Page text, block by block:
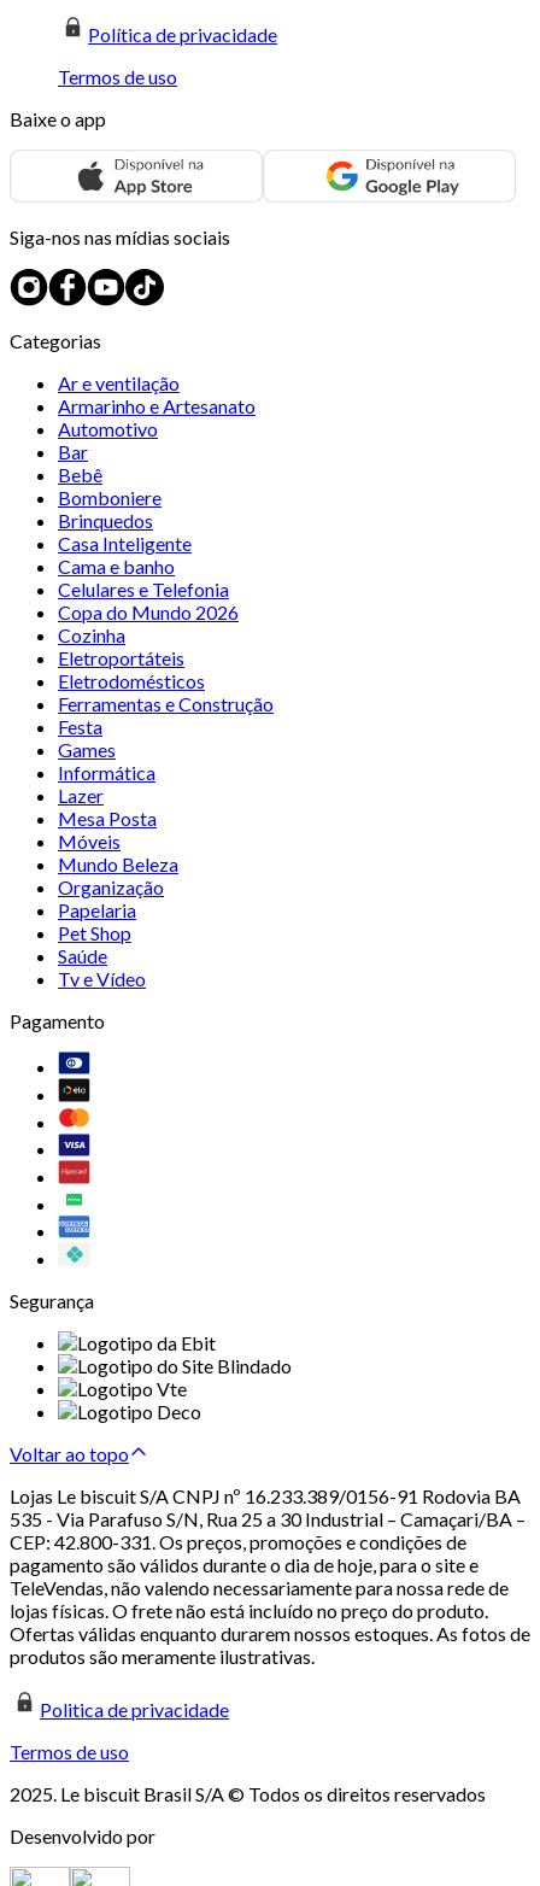
Política de privacidade
Termos de uso
Baixe o app
Siga-nos nas mídias sociais
Categorias
Ar e ventilação
Armarinho e Artesanato
Automotivo
Bar
Bebê
Bomboniere
Brinquedos
Casa Inteligente
Cama e banho
Celulares e Telefonia
Copa do Mundo 2026
Cozinha
Eletroportáteis
Eletrodomésticos
Ferramentas e Construção
Festa
Games
Informática
Lazer
Mesa Posta
Móveis
Mundo Beleza
Organização
Papelaria
Pet Shop
Saúde
Tv e Vídeo
Pagamento
Segurança
Voltar ao topo
Lojas Le biscuit S/A CNPJ nº 16.233.389/0156-91 Rodovia BA
535 - Via Parafuso S/N, Rua 25 a 30 Industrial – Camaçari/BA –
CEP: 42.800-331. Os preços, promoções e condições de
pagamento são válidos durante o dia de hoje, para o site e
TeleVendas, não valendo necessariamente para nossa rede de
lojas físicas. O frete não está incluído no preço do produto.
Ofertas válidas enquanto durarem nossos estoques. As fotos de
produtos são meramente ilustrativas.
Politica de privacidade
Termos de uso
2025. Le biscuit Brasil S/A © Todos os direitos reservados
Desenvolvido por